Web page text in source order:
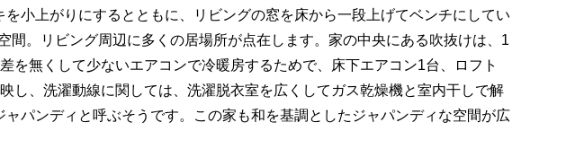
小上がりにするとともに、リビングの窓を床から一段上げてベンチにしてい
。リビング周辺に多くの居場所が点在します。家の中央にある吹抜けは、1
無くして少ないエアコンで冷暖房するためで、床下エアコン1台、ロフト
し、洗濯動線に関しては、洗濯脱衣室を広くしてガス乾燥機と室内干しで解
パンディと呼ぶそうです。この家も和を基調としたジャパンディな空間が広